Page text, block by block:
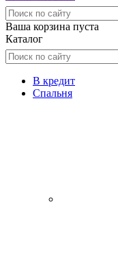
Ваша корзина пуста
Каталог
В кредит
Спальня